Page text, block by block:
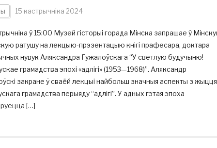
15 кастрычніка 2024
ў 15:00 Музей гісторыі горада Мінска запрашае ў
ратушу на лекцыю-прэзентацыю кнігі прафесара, доктара
нувук Аляксандра Гужалоўскага “У светлую будучыню!
грамадства эпохі «адлігі» (1953—1968)”. Аляксандр
закране ў сваёй лекцыі найбольш значныя аспекты з жыцця
грамадства перыяду “адлігі”. У адных гэтая эпоха
[…]